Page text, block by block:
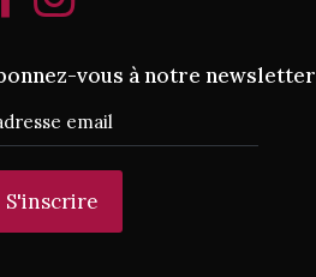
vous à notre newsletter